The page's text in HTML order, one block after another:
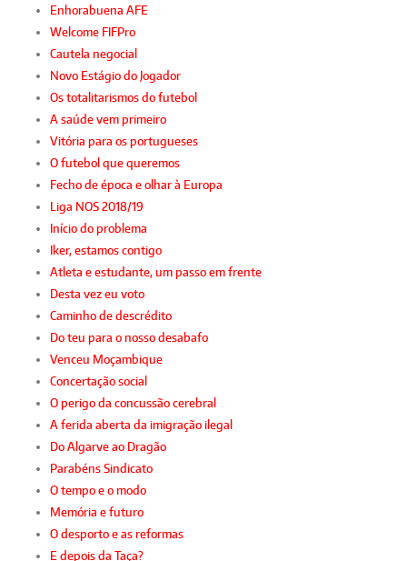
Enhorabuena AFE
Welcome FIFPro
Cautela negocial
Novo Estágio do Jogador
Os totalitarismos do futebol
A saúde vem primeiro
Vitória para os portugueses
O futebol que queremos
Fecho de época e olhar à Europa
Liga NOS 2018/19
Início do problema
Iker, estamos contigo
Atleta e estudante, um passo em frente
Desta vez eu voto
Caminho de descrédito
Do teu para o nosso desabafo
Venceu Moçambique
Concertação social
O perigo da concussão cerebral
A ferida aberta da imigração ilegal
Do Algarve ao Dragão
Parabéns Sindicato
O tempo e o modo
Memória e futuro
O desporto e as reformas
E depois da Taça?